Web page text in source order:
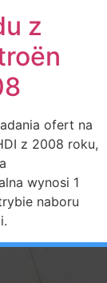
z
ofert na
z 2008 roku,
wynosi 1
naboru